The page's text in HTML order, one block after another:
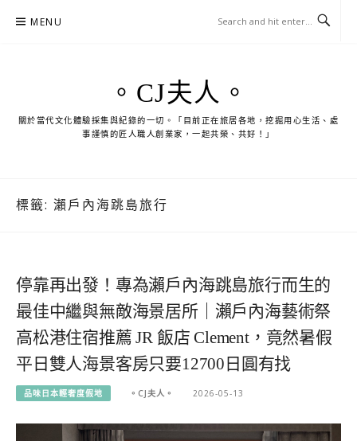
MENU
。CJ夫人。
關於當代文化體驗採集與紀錄的一切。「目前正在旅居各地，挖掘用心生活、處
事謹慎的匠人職人創業家，一起共榮、共好！」
標籤: 瀨戶內海跳島旅行
停靠再出發！專為瀨戶內海跳島旅行而生的
最佳中繼與無敵海景居所｜瀨戶內海藝術祭
高松港住宿推薦 JR 飯店 Clement，竟然暑假
平日雙人海景客房只要12700日圓有找
品味日本輕奢度假地 。CJ夫人。 2026-05-13